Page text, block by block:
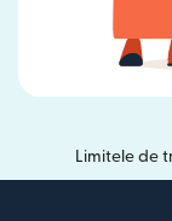
Limitele de